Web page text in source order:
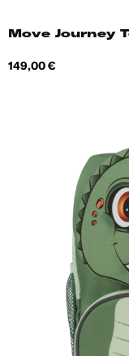
Move Journey
Hind
149,00 €